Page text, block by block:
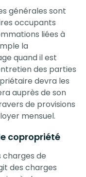
générales sont
occupants
liées à
la
quand il est
des parties
devra les
auprès de son
de provisions
mensuel.
copropriété
charges de
des charges